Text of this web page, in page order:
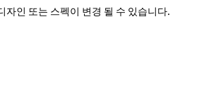
인 또는 스펙이 변경 될 수 있습니다.